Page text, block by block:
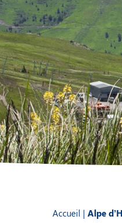
Accueil | Alpe